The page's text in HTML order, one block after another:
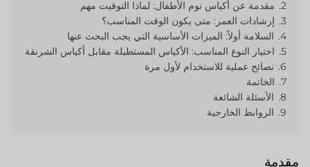
2. مقدمة عن أكياس نوم الأطفال: لماذا التوقيت مهم
3. إرشادات العمر: متى يكون الوقت المناسب؟
4. السلامة أولاً: الميزات الأساسية التي يجب البحث عنها
5. اختيار النوع المناسب: الأكياس المستطيلة مقابل أكياس الشرنقة
6. نصائح عملية للاستخدام لأول مرة
7. الخاتمة
8. الأسئلة الشائعة
9. الروابط الخارجية
مقدمة